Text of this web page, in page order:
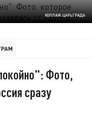
КОЛЛАЖ ЦАРЬГРАДА
Фото,
сразу